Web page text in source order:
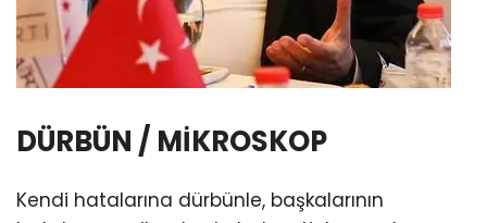
DÜRBÜN / MİKROSKOP
Kendi hatalarına dürbünle, başkalarının